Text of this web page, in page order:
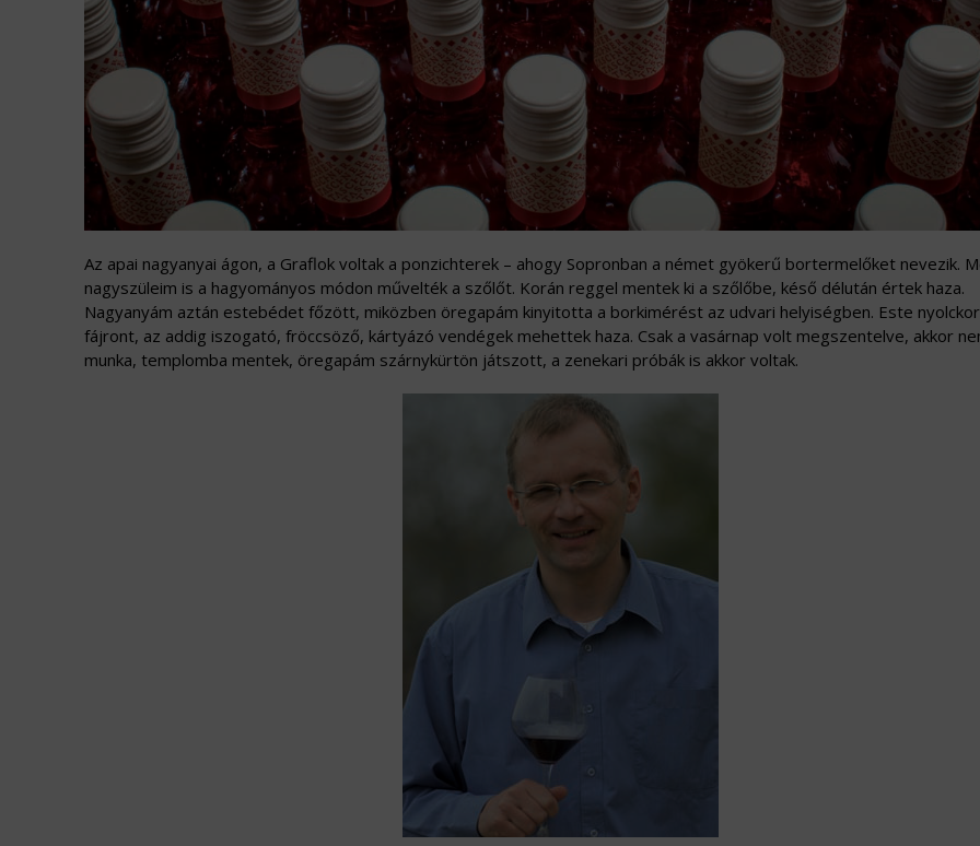
Az apai nagyanyai ágon, a Graflok voltak a ponzichterek – ahogy Sopronban a német gyökerű bortermelőket nevezik.
nagyszüleim is a hagyományos módon művelték a szőlőt. Korán reggel mentek ki a szőlőbe, késő délután értek haza.
Nagyanyám aztán estebédet főzött, miközben öregapám kinyitotta a borkimérést az udvari helyiségben. Este
fájront, az addig iszogató, fröccsöző, kártyázó vendégek mehettek haza. Csak a vasárnap volt megszentelve, akkor
munka, templomba mentek, öregapám szárnykürtön játszott, a zenekari próbák is akkor voltak.